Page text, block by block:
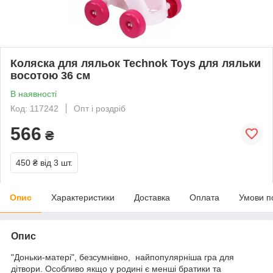
Коляска для ляльок Technok Toys для ляльки
восотою 36 см
В наявності
Код: 117242
Опт і роздріб
566 ₴
450 ₴ від 3 шт.
Опис Характеристики Доставка Оплата Умови
Опис
"Доньки-матері", безсумнівно, найпопулярніша гра для
дітвори. Особливо якщо у родині є менші братики та